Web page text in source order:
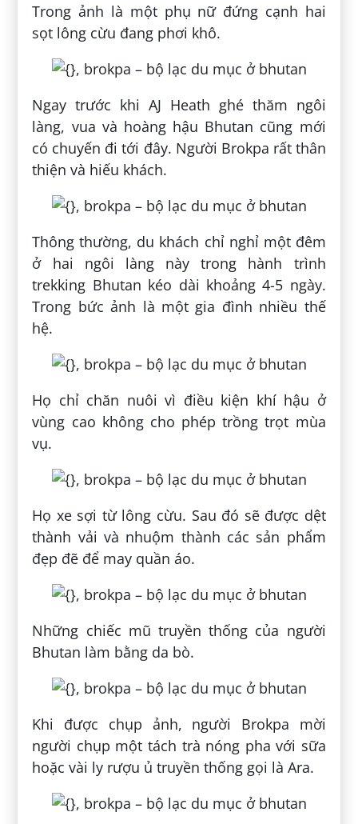
Trong ảnh là một phụ nữ đứng cạnh hai
sọt lông cừu đang phơi khô.
Ngay trước khi AJ Heath ghé thăm ngôi
làng, vua và hoàng hậu Bhutan cũng mới
có chuyến đi tới đây. Người Brokpa rất thân
thiện và hiếu khách.
Thông thường, du khách chỉ nghỉ một đêm
ở hai ngôi làng này trong hành trình
trekking Bhutan kéo dài khoảng 4-5 ngày.
Trong bức ảnh là một gia đình nhiều thế
hệ.
Họ chỉ chăn nuôi vì điều kiện khí hậu ở
vùng cao không cho phép trồng trọt mùa
vụ.
Họ xe sợi từ lông cừu. Sau đó sẽ được dệt
thành vải và nhuộm thành các sản phẩm
đẹp đẽ để may quần áo.
Những chiếc mũ truyền thống của người
Bhutan làm bằng da bò.
Khi được chụp ảnh, người Brokpa mời
người chụp một tách trà nóng pha với sữa
hoặc vài ly rượu ủ truyền thống gọi là Ara.